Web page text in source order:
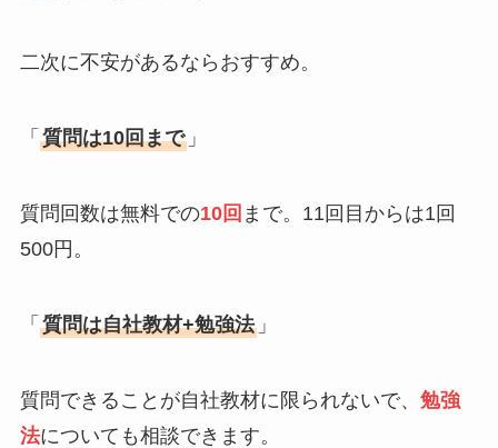
二次に不安があるならおすすめ。
「 質問は10回まで」
質問回数は無料での10回 まで。11回目からは1回
500円。
「 質問は自社教材+勉強法」
質問できることが自社教材に限られないで、 勉強
法についても相談できます。